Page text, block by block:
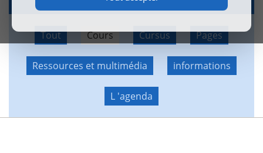
Tout Cours Cursus Pages
Ressources et multimédia informations
L 'agenda